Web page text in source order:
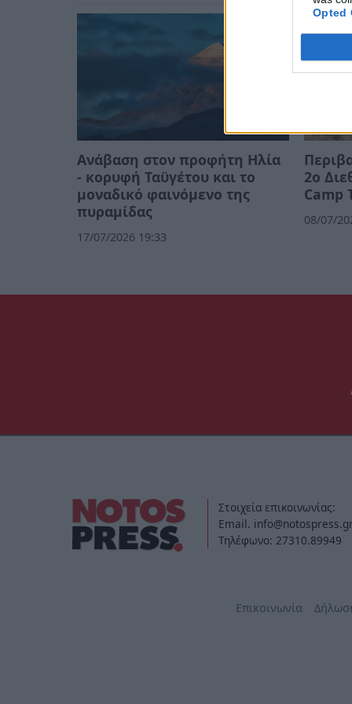
Opted
Ανάβαση στον προφήτη Ηλία
- κορυφή Ταϋγέτου και το
μοναδικό φαινόμενο της
πυραμίδας
17/07/2026 19:33
2ο
Camp
08/07/
Στοιχεία επικοινωνίας:
Email. info@notospress.gr
Τηλέφωνο: 27310.89949
Επικοινωνία